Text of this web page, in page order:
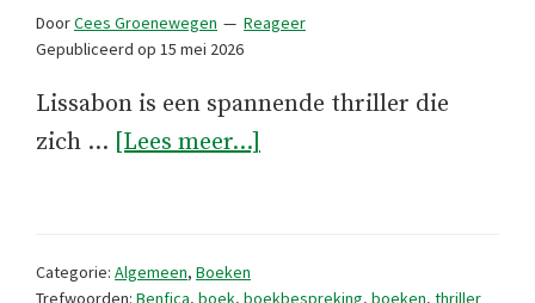
DoorCees Groenewegen
Reageer
Gepubliceerd op 15 mei 2026
Lissabon is een spannende thriller die
zich … [Lees meer...]
Dijk
Categorie: Algemeen, Boeken
Trefwoorden: Benfica, boek, boekbespreking, boeken, thriller